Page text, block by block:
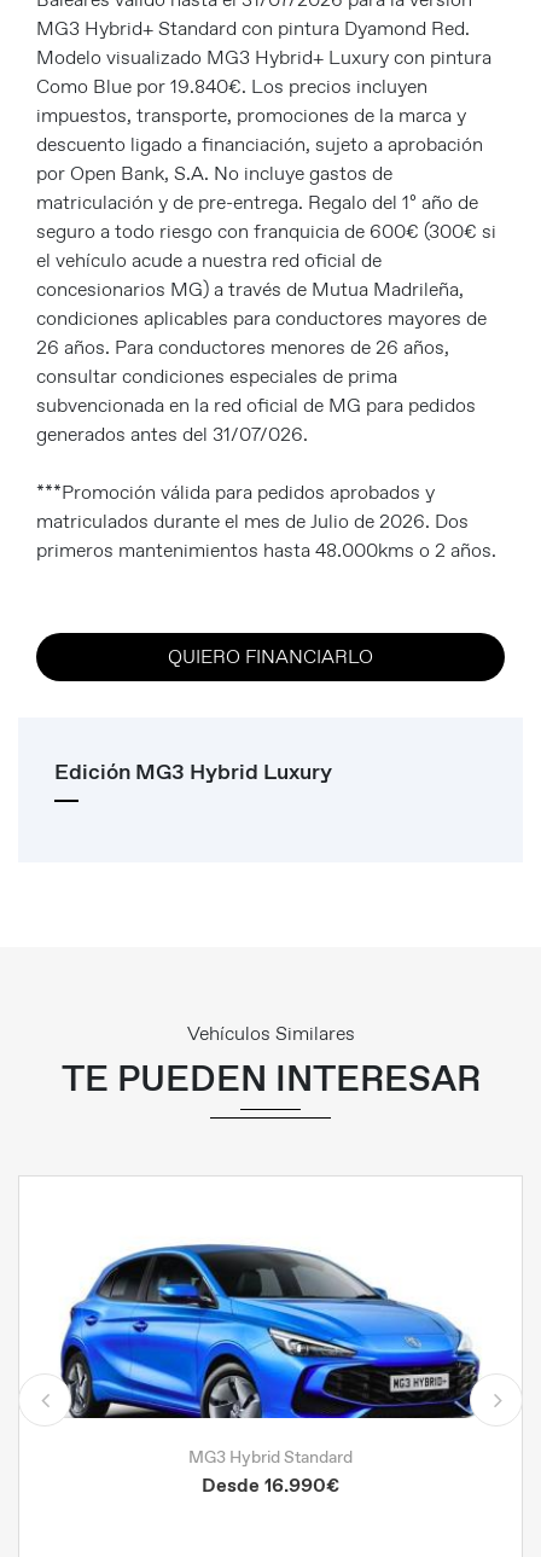
MG3 Hybrid+ Standard con pintura Dyamond Red.
Modelo visualizado MG3 Hybrid+ Luxury con pintura
Como Blue por 19.840€. Los precios incluyen
impuestos, transporte, promociones de la marca y
descuento ligado a financiación, sujeto a aprobación
por Open Bank, S.A. No incluye gastos de
matriculación y de pre-entrega. Regalo del 1º año de
seguro a todo riesgo con franquicia de 600€ (300€ si
el vehículo acude a nuestra red oficial de
concesionarios MG) a través de Mutua Madrileña,
condiciones aplicables para conductores mayores de
26 años. Para conductores menores de 26 años,
consultar condiciones especiales de prima
subvencionada en la red oficial de MG para pedidos
generados antes del 31/07/026.
***Promoción válida para pedidos aprobados y
matriculados durante el mes de Julio de 2026. Dos
primeros mantenimientos hasta 48.000kms o 2 años.
QUIERO FINANCIARLO
Edición MG3 Hybrid Luxury
Vehículos Similares
TE PUEDEN INTERESAR
MG3 Hybrid Standard
Desde 16.990€